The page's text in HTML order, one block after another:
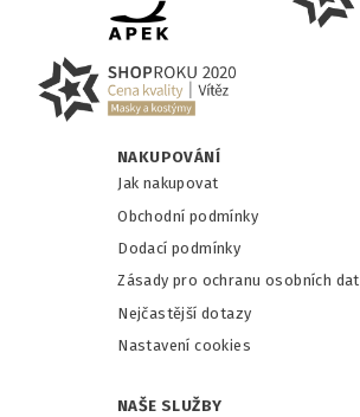
NAKUPOVÁNÍ
Jak nakupovat
Obchodní podmínky
Dodací podmínky
Zásady pro ochranu osobních dat
Nejčastější dotazy
Nastavení cookies
NAŠE SLUŽBY